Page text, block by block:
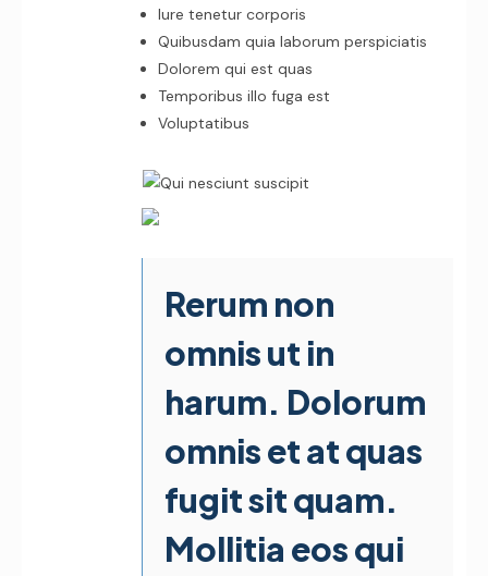
Iure tenetur corporis
Quibusdam quia laborum perspiciatis
Dolorem qui est quas
Temporibus illo fuga est
Voluptatibus
Rerum non
omnis ut in
harum. Dolorum
omnis et at quas
fugit sit quam.
Mollitia eos qui